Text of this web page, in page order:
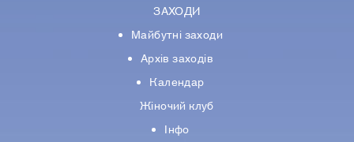
ЗАХОДИ
Майбутні заходи
Архів заходів
Календар
Жіночий клуб
Інфо